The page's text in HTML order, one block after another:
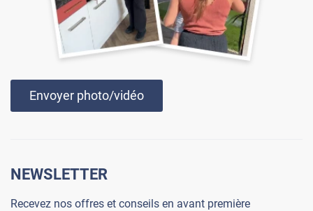
Envoyer photo/vidéo
NEWSLETTER
Recevez nos offres et conseils en avant première